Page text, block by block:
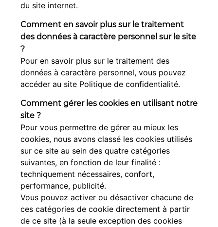
du site internet.
Comment en savoir plus sur le traitement
des données à caractère personnel sur le site
?
Pour en savoir plus sur le traitement des
données à caractère personnel, vous pouvez
accéder au site Politique de confidentialité.
Comment gérer les cookies en utilisant notre
site ?
Pour vous permettre de gérer au mieux les
cookies, nous avons classé les cookies utilisés
sur ce site au sein des quatre catégories
suivantes, en fonction de leur finalité :
techniquement nécessaires, confort,
performance, publicité.
Vous pouvez activer ou désactiver chacune de
ces catégories de cookie directement à partir
de ce site (à la seule exception des cookies